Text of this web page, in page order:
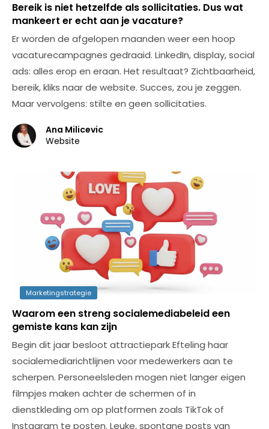
Bereik is niet hetzelfde als sollicitaties. Dus wat
mankeert er echt aan je vacature?
Er worden de afgelopen maanden weer een hoop
vacaturecampagnes gedraaid. LinkedIn, display, social
ads: alles erop en eraan. Het resultaat? Zichtbaarheid,
bereik, kliks naar de website. Succes, zou je zeggen.
Maar vervolgens: stilte en geen sollicitaties.
Ana Milicevic
Website
Marketingstrategie
Waarom een streng socialemediabeleid een
gemiste kans kan zijn
Begin dit jaar besloot attractiepark Efteling haar
socialemediarichtlijnen voor medewerkers aan te
scherpen. Personeelsleden mogen niet langer eigen
filmpjes maken achter de schermen of in
dienstkleding om op platformen zoals TikTok of
Instagram te posten. Leuke, spontane posts van